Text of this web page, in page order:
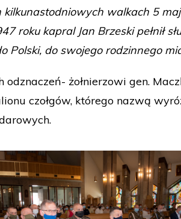
walkach 5
roku kapral Jan Brzeski pełnił
Polski, do swojego rodzinnego
żołnierzowi gen.
czołgów, którego nazwą